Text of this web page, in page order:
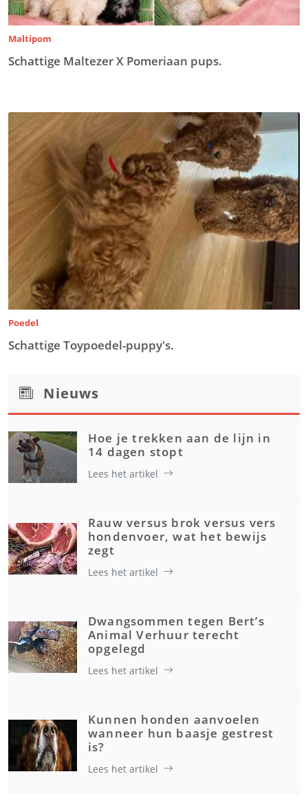
Maltipom
Schattige Maltezer X Pomeriaan pups.
Poedel
Schattige Toypoedel-puppy's.
Nieuws
Hoe je trekken aan de lijn in
14 dagen stopt
Lees het artikel
Rauw versus brok versus vers
hondenvoer, wat het bewijs
zegt
Lees het artikel
Dwangsommen tegen Bert’s
Animal Verhuur terecht
opgelegd
Lees het artikel
Kunnen honden aanvoelen
wanneer hun baasje gestrest
is?
Lees het artikel